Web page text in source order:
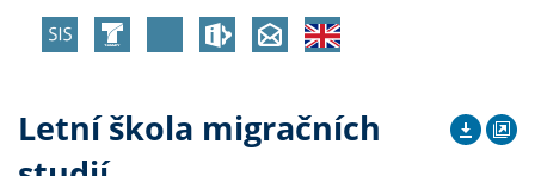
Letní škola migračních